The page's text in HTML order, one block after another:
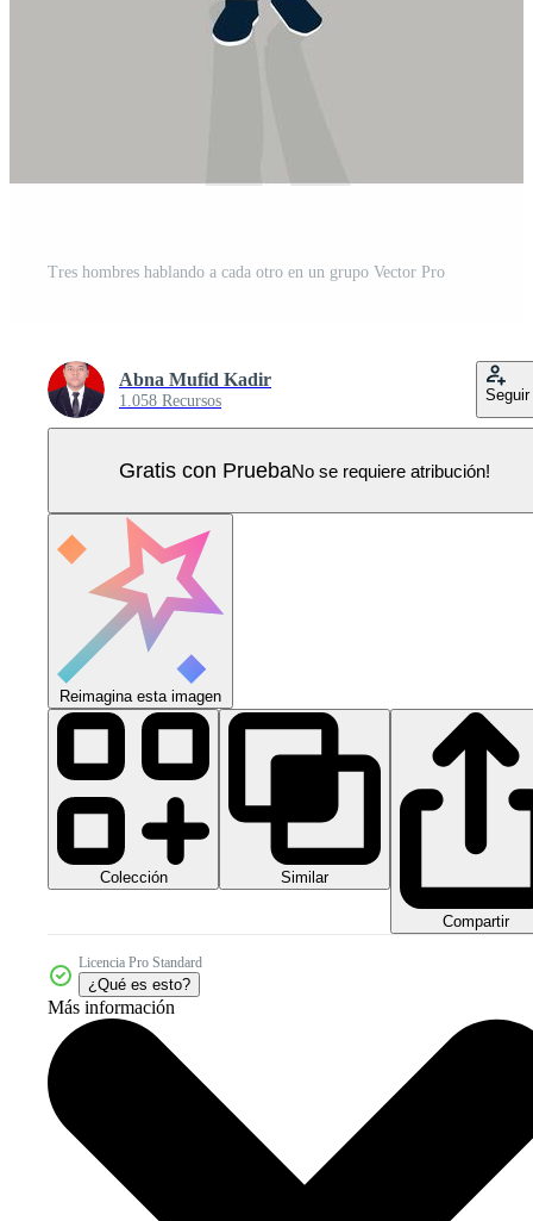
Tres hombres hablando a cada otro en un grupo Vector Pro
Abna Mufid Kadir
1.058 Recursos Seguir
Gratis con PruebaNo se requiere atribución!
Reimagina esta imagen
Colección Similar
Compartir
Licencia Pro Standard
¿Qué es esto?
Más información